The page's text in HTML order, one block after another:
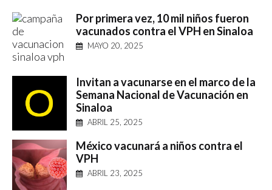
Por primera vez, 10 mil niños fueron
vacunados contra el VPH en Sinaloa
MAYO 20, 2025
Invitan a vacunarse en el marco de la
Semana Nacional de Vacunación en
Sinaloa
ABRIL 25, 2025
México vacunará a niños contra el
VPH
ABRIL 23, 2025